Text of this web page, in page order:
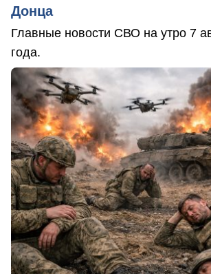
Донца
Главные новости СВО на утро 7
года.